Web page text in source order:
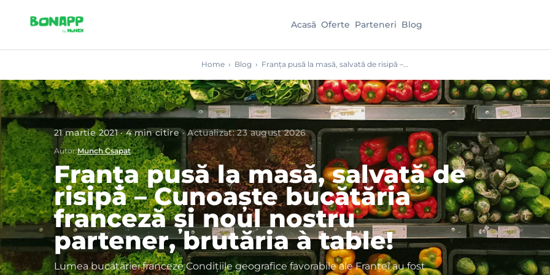
Acasă Oferte Parteneri Blog
Home › Blog › Franța pusă la masă, salvată de risipă –…
21 martie 2021·4 min citire·Actualizat:23 august 2026
Autor:Munch Csapat
Franța pusă la masă, salvată de
risipă – Cunoaște bucătăria
franceză și noul nostru
partener, brutăria à table!
Lumea bucătăriei franceze Condițiile geografice favorabile ale Franței au fost